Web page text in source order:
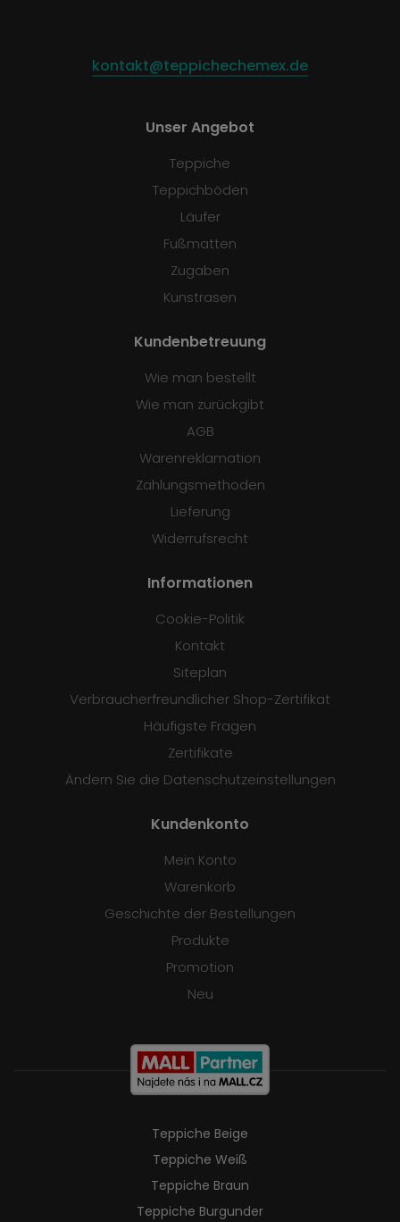
kontakt@teppichechemex.de
Unser Angebot
Teppiche
Teppichböden
Läufer
Fußmatten
Zugaben
Kunstrasen
Kundenbetreuung
Wie man bestellt
Wie man zurückgibt
AGB
Warenreklamation
Zahlungsmethoden
Lieferung
Widerrufsrecht
Informationen
Cookie-Politik
Kontakt
Siteplan
Verbraucherfreundlicher Shop-Zertifikat
Häufigste Fragen
Zertifikate
Ändern Sie die Datenschutzeinstellungen
Kundenkonto
Mein Konto
Warenkorb
Geschichte der Bestellungen
Produkte
Promotion
Neu
Teppiche Beige
Teppiche Weiß
Teppiche Braun
Teppiche Burgunder